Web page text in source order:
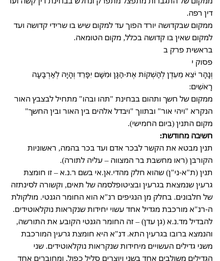
דין רפה.
ממקום שבקדושה יורד הפוך עד למקום שיש בו שרידי קדושה ועד
למקום שאין בו קדושה בכלל, מקום הטומאה.
בראשית פרק ב
פסוק י
וְנָהָר יֹצֵא מֵעֵדֶן לְהַשְׁקוֹת אֶת-הַגָּן וּמִשָּׁם יִפָּרֵד וְהָיָה לְאַרְבָּעָה
רָאשִׁים:
ממקום של חשך ותהום בבחינת "תהו ובהו" מתחיל לבצבץ האור
הנקרא "ויהי אור" ובתווך "ויבדל אלהים בין האור ובין החשך"
מקום התנין (ביום החמישי).
חשיבה מחודשת:
תנין מבטא את הקשר לבכר אדם ועד בכר בהמה, ראשוניות
הקורבן (ראו מחשבת בר המצווה – עליה לתורה).
תנין (ת"א-ני"ן) שהוא חלק מהדי.אן.אי בשם ר.נ.א – זו חומצת
גרעין שנמצאת בגרעין ובציטופלסמה של תאים, וקשורה לסינתזה
של חלבונים. בחלק מן הנגיפים רנ"א הוא החומר הגנטי. מולקולת
ה-רנ"א מורכבת מגדיל אחד עשוי יחידות שנקראות נוקלאוטידים.
להבדיל מד.נ.א (גן עדן) – זה החומר הגנטי הקובע את התורשה,
והנמצא ברובו בגרעין התא. דנ"א היא חומצת גרעין המורכבת
משני גדילים העשויים מיחידות שנקראות נוקלאוטידים. שני
הגדילים משולבים אחד בשני ויוצרים סליל כפול, ומחוברים אחד